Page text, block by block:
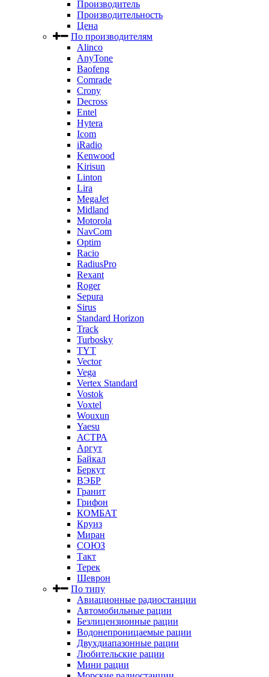
Производитель
Производительность
Цена
По производителям
Alinco
AnyTone
Baofeng
Comrade
Crony
Decross
Entel
Hytera
Icom
iRadio
Kenwood
Kirisun
Linton
Lira
MegaJet
Midland
Motorola
NavCom
Optim
Racio
RadiusPro
Rexant
Roger
Sepura
Sirus
Standard Horizon
Track
Turbosky
TYT
Vector
Vega
Vertex Standard
Vostok
Voxtel
Wouxun
Yaesu
АСТРА
Аргут
Байкал
Беркут
ВЭБР
Гранит
Грифон
КОМБАТ
Круиз
Миран
СОЮЗ
Такт
Терек
Шеврон
По типу
Авиационные радиостанции
Автомобильные рации
Безлицензионные рации
Водонепроницаемые рации
Двухдиапазонные рации
Любительские рации
Мини рации